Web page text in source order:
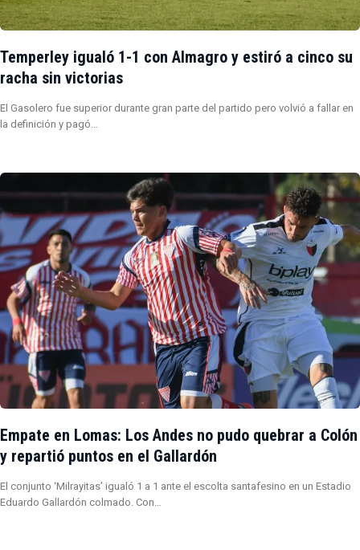
Temperley igualó 1-1 con Almagro y estiró a cinco su
racha sin victorias
El Gasolero fue superior durante gran parte del partido pero volvió a fallar en
la definición y pagó…
Empate en Lomas: Los Andes no pudo quebrar a Colón
y repartió puntos en el Gallardón
El conjunto ‘Milrayitas’ igualó 1 a 1 ante el escolta santafesino en un Estadio
Eduardo Gallardón colmado. Con…